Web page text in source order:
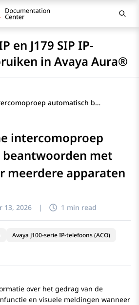
en J179 SIP IP-
in Avaya Aura®
Automatische intercomoproep automatisch beantwoorden met toegang voor meerdere apparaten
intercomoproep
met
meerdere apparaten
exporteren
13, 2026 | 1 min read
Avaya J100-serie IP-telefoons (ACO)
over het gedrag van de
en visuele meldingen wanneer